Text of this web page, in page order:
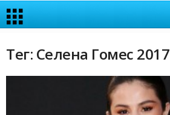
Тег: Селена Гомес 2017